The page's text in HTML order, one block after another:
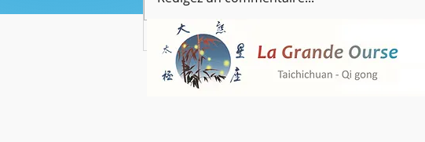
Göbekli Tepe (1), les carnets de JJS, page 34